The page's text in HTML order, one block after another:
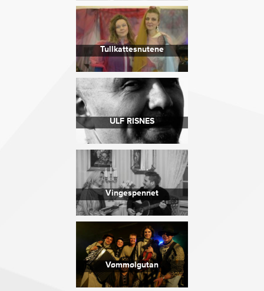
Tullkattesnutene
ULF RISNES
Vingespennet
Vømmølgutan